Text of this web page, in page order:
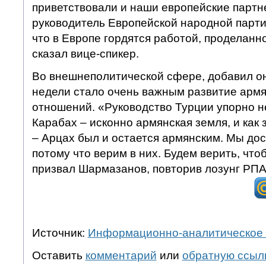
приветствовали и наши европейские
руководитель Европейской народной
что в Европе гордятся работой,
сказал вице-спикер.
Во внешнеполитической сфере, добавил
недели стало очень важным развитие
отношений. «Руководство Турции упорно
Карабах – исконно армянская земля, и как
– Арцах был и остается армянским. Мы
потому что верим в них. Будем верить,
призвал Шармазанов, повторив лозунг
Источник: Информационно-аналитическое
Оставить комментарий или обратную